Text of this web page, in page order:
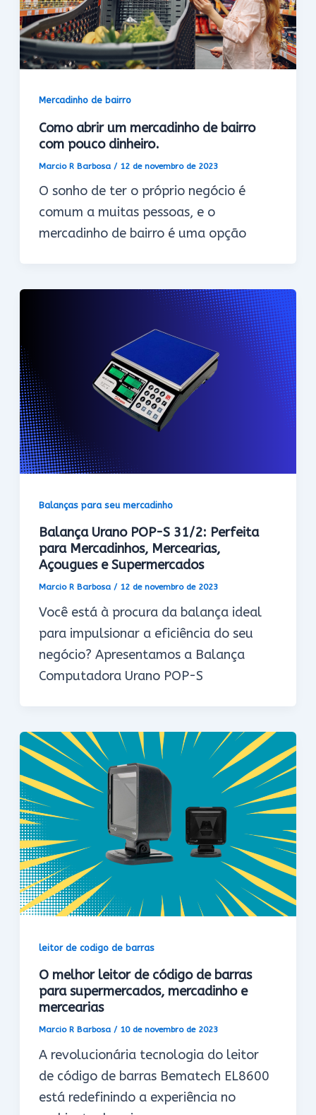
Mercadinho de bairro
Como abrir um mercadinho de bairro
com pouco dinheiro.
Marcio R Barbosa / 12 de novembro de 2023
O sonho de ter o próprio negócio é
comum a muitas pessoas, e o
mercadinho de bairro é uma opção
Balanças para seu mercadinho
Balança Urano POP-S 31/2: Perfeita
para Mercadinhos, Mercearias,
Açougues e Supermercados
Marcio R Barbosa/ 12 de novembro de 2023
Você está à procura da balança ideal
para impulsionar a eficiência do seu
negócio? Apresentamos a Balança
Computadora Urano POP-S
leitor de codigo de barras
O melhor leitor de código de barras
para supermercados, mercadinho e
mercearias
Marcio R Barbosa/ 10 de novembro de 2023
A revolucionária tecnologia do leitor
de código de barras Bematech EL8600
está redefinindo a experiência no